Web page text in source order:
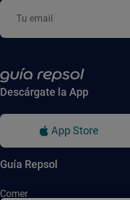
Descárgate la App
App Store
Guía Repsol
Comer